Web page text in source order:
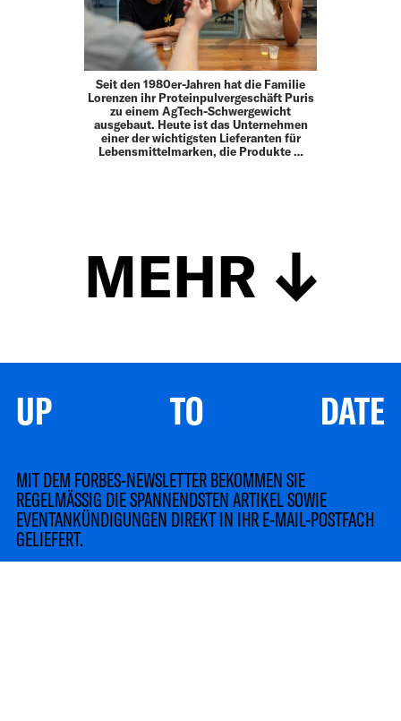
Seit den 1980er-Jahren hat die Familie
Lorenzen ihr Proteinpulvergeschäft Puris
zu einem AgTech-Schwergewicht
ausgebaut. Heute ist das Unternehmen
einer der wichtigsten Lieferanten für
Lebensmittelmarken, die Produkte …
MEHR
UP TO DATE
MIT DEM FORBES-NEWSLETTER BEKOMMEN SIE
REGELMÄSSIG DIE SPANNENDSTEN ARTIKEL SOWIE
EVENTANKÜNDIGUNGEN DIREKT IN IHR E-MAIL-POSTFACH
GELIEFERT.